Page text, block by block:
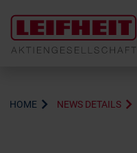
HOME NEWS DETAILS